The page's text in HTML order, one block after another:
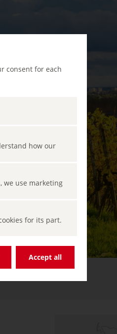
consent for each
how our
we use marketing
for its part.
Accept all